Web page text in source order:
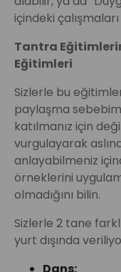
içindeki
Tantra
Eğitimleri
Sizlerle bu
paylaşma
katılmanız için
vurgulayarak
anlayabilmeniz
örneklerini
olmadığını bilin.
Sizlerle 2 tane
yurt dışında